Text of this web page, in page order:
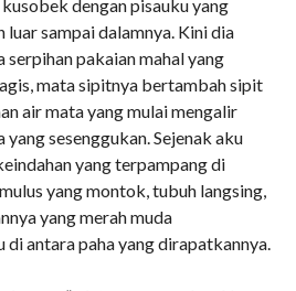
dengan pisauku yang
sampai dalamnya. Kini dia
pakaian mahal yang
mata sipitnya bertambah sipit
air mata yang mulai mengalir
sesenggukan. Sejenak aku
yang terpampang di
yang montok, tubuh langsing,
yang merah muda
antara paha yang dirapatkannya.